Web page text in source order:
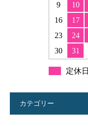
9
10
16
17
23
24
30
31
定休日
カテゴリー